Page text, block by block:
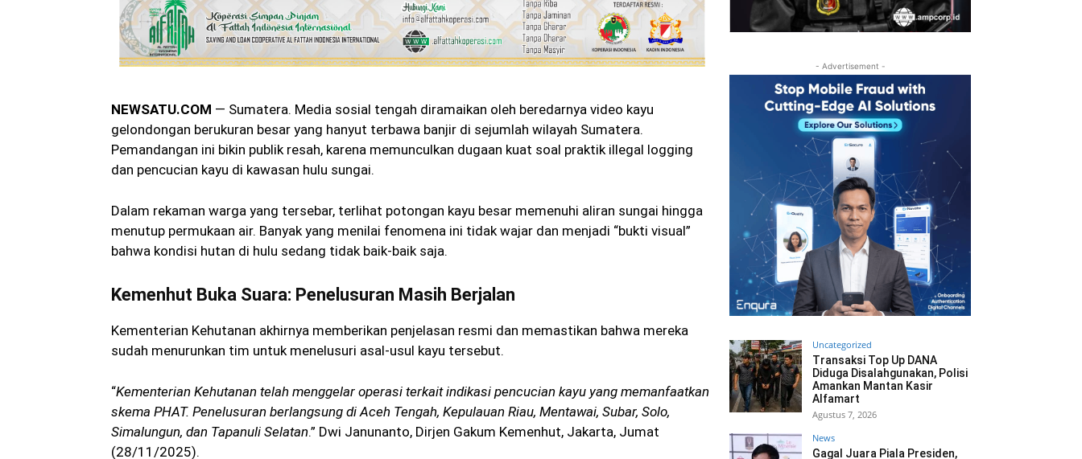
NEWSATU.COM — Sumatera. Media sosial tengah diramaikan oleh beredarnya video kayu
gelondongan berukuran besar yang hanyut terbawa banjir di sejumlah wilayah Sumatera.
Pemandangan ini bikin publik resah, karena memunculkan dugaan kuat soal praktik illegal logging
dan pencucian kayu di kawasan hulu sungai.
Dalam rekaman warga yang tersebar, terlihat potongan kayu besar memenuhi aliran sungai hingga
menutup permukaan air. Banyak yang menilai fenomena ini tidak wajar dan menjadi “bukti visual”
bahwa kondisi hutan di hulu sedang tidak baik-baik saja.
Kemenhut Buka Suara: Penelusuran Masih Berjalan
Kementerian Kehutanan akhirnya memberikan penjelasan resmi dan memastikan bahwa mereka
sudah menurunkan tim untuk menelusuri asal-usul kayu tersebut.
“Kementerian Kehutanan telah menggelar operasi terkait indikasi pencucian kayu yang memanfaatkan
skema PHAT. Penelusuran berlangsung di Aceh Tengah, Kepulauan Riau, Mentawai, Subar, Solo,
Simalungun, dan Tapanuli Selatan.” Dwi Janunanto, Dirjen Gakum Kemenhut, Jakarta, Jumat
(28/11/2025).
- Advertisement -
Uncategorized
Transaksi Top Up DANA
Diduga Disalahgunakan, Polisi
Amankan Mantan Kasir
Alfamart
Agustus 7, 2026
News
Gagal Juara Piala Presiden,